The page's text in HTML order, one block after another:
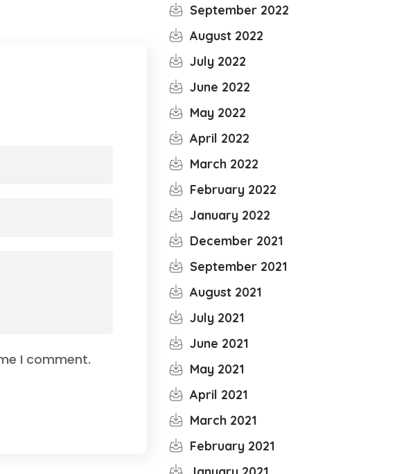
I comment.
September 2022
August 2022
July 2022
June 2022
May 2022
April 2022
March 2022
February 2022
January 2022
December 2021
September 2021
August 2021
July 2021
June 2021
May 2021
April 2021
March 2021
February 2021